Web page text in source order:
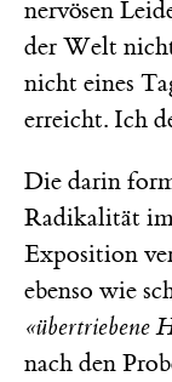
nervösen
der Welt
nicht eines
erreicht. Ich
Die darin
Radikalität
Exposition
ebenso wie
«übertriebene
nach den